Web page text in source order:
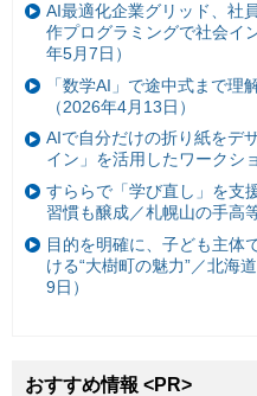
AI最適化企業グリッド、社
作プログラミングで社会イ
年5月7日）
「数学AI」で途中式まで理
（2026年4月13日）
AIで自分だけの折り紙をデ
イン」を活用したワークシ
すららで「学び直し」を支
習慣も醸成／札幌山の手高
目的を明確に、子ども主体
ける“大樹町の魅力”／北海
9日）
おすすめ情報 <PR>